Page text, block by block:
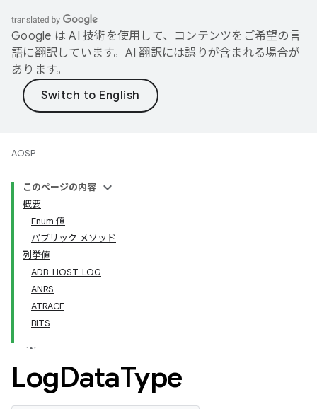
Google は AI 技術を使用して、コンテンツをご希望の言
語に翻訳しています。AI 翻訳には誤りが含まれる場合が
あります。
AOSP
このページの内容
概要
Enum 値
パブリック メソッド
列挙値
ADB_HOST_LOG
ANRS
ATRACE
BITS
LogDataType